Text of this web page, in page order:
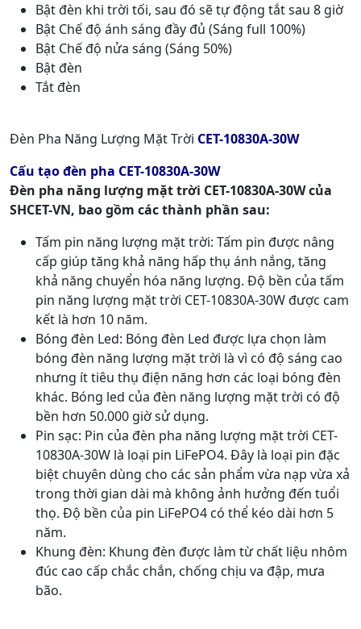
Bật đèn khi trời tối, sau đó sẽ tự động tắt sau 8 giờ
Bật Chế độ ánh sáng đầy đủ (Sáng full 100%)
Bật Chế độ nửa sáng (Sáng 50%)
Bật đèn
Tắt đèn
Đèn Pha Năng Lượng Mặt Trời CET-10830A-30W
Cấu tạo đèn pha CET-10830A-30W
Đèn pha năng lượng mặt trời CET-10830A-30W của
SHCET-VN, bao gồm các thành phần sau:
Tấm pin năng lượng mặt trời: Tấm pin được nâng
cấp giúp tăng khả năng hấp thụ ánh nắng, tăng
khả năng chuyển hóa năng lượng. Độ bền của tấm
pin năng lượng mặt trời CET-10830A-30W được cam
kết là hơn 10 năm.
Bóng đèn Led: Bóng đèn Led được lựa chọn làm
bóng đèn năng lượng mặt trời là vì có độ sáng cao
nhưng ít tiêu thụ điện năng hơn các loại bóng đèn
khác. Bóng led của đèn năng lượng mặt trời có độ
bền hơn 50.000 giờ sử dụng.
Pin sạc: Pin của đèn pha năng lượng mặt trời CET-
10830A-30W là loại pin LiFePO4. Đây là loại pin đặc
biệt chuyên dùng cho các sản phẩm vừa nạp vừa xả
trong thời gian dài mà không ảnh hưởng đến tuổi
thọ. Độ bền của pin LiFePO4 có thể kéo dài hơn 5
năm.
Khung đèn: Khung đèn được làm từ chất liệu nhôm
đúc cao cấp chắc chắn, chống chịu va đập, mưa
bão.